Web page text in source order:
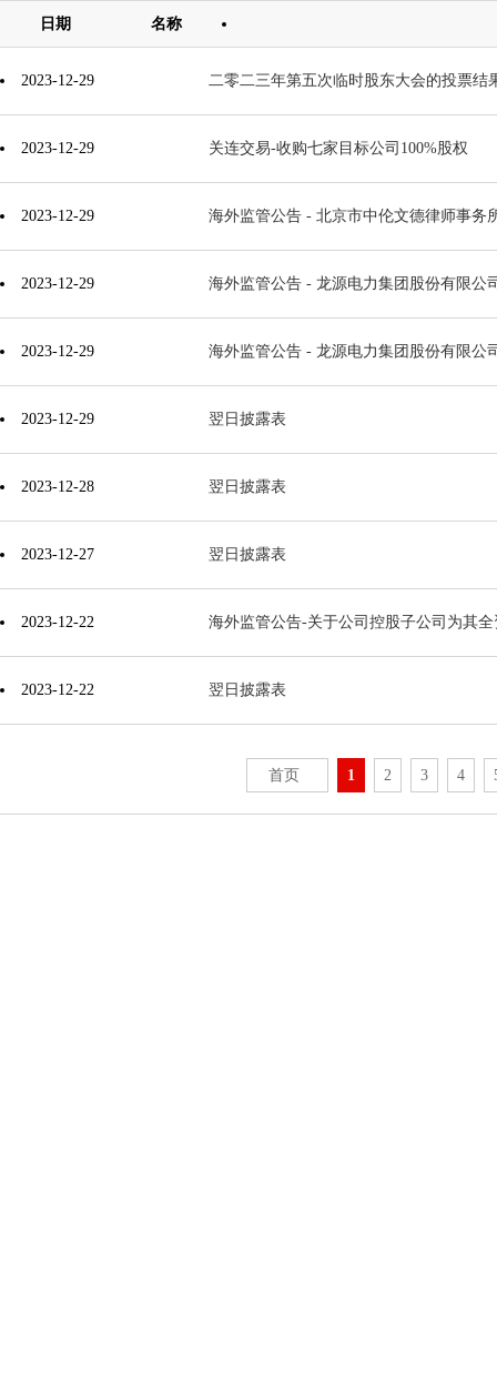
日期 名称
2023-12-29 二零二三年第五次临时股东大会的投票结
2023-12-29 关连交易-收购七家目标公司100%股权
2023-12-29 海外监管公告 - 北京市中伦文德律师事务
2023-12-29 海外监管公告 - 龙源电力集团股份有限公
2023-12-29 海外监管公告 - 龙源电力集团股份有限公
2023-12-29 翌日披露表
2023-12-28 翌日披露表
2023-12-27 翌日披露表
2023-12-22 海外监管公告-关于公司控股子公司为其
2023-12-22 翌日披露表
首页 1 2 3 4